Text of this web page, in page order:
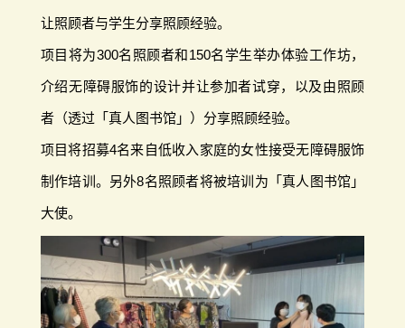
让照顾者与学生分享照顾经验。
项目将为300名照顾者和150名学生举办体验工作坊，
介绍无障碍服饰的设计并让参加者试穿，以及由照顾
者（透过「真人图书馆」）分享照顾经验。
项目将招募4名来自低收入家庭的女性接受无障碍服饰
制作培训。另外8名照顾者将被培训为「真人图书馆」
大使。